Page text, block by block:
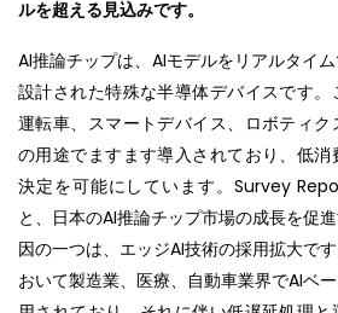
ルを超える見込みです。
AI推論チップは、AIモデルをリアルタイ
設計された特殊な半導体デバイスです
運転車、スマートデバイス、ロボティ
の用途でますます導入されており、低
決定を可能にしています。Survey
と、日本のAI推論チップ市場の成長を促
因の一つは、エッジAI技術の採用拡大で
おいて製造業、医療、自動車業界でAIベ